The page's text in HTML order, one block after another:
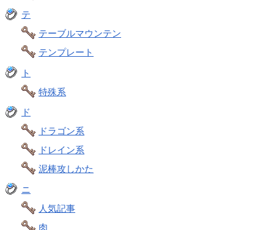
テ
テーブルマウンテン
テンプレート
ト
特殊系
ド
ドラゴン系
ドレイン系
泥棒攻しかた
ニ
人気記事
肉